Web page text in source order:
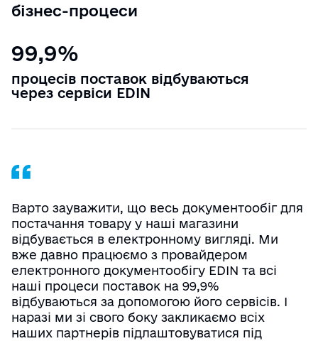
бізнес-процеси
99,9%
процесів поставок відбуваються
через сервіси EDIN
Варто зауважити, що весь документообіг для
постачання товару у наші магазини
відбувається в електронному вигляді. Ми
вже давно працюємо з провайдером
електронного документообігу EDIN та всі
наші процеси поставок на 99,9%
відбуваються за допомогою його сервісів. І
наразі ми зі свого боку закликаємо всіх
наших партнерів підлаштовуватися під